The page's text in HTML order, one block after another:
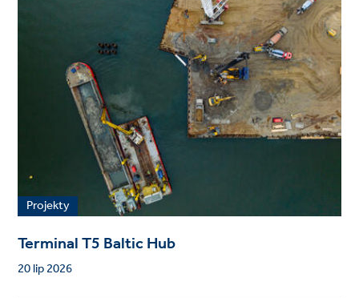
Projekty
Terminal T5 Baltic Hub
20 lip 2026